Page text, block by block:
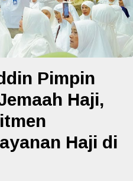
Pimpin
Haji,
Haji di